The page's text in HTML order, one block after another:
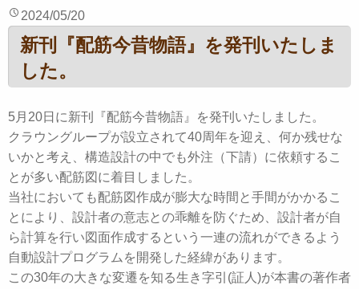
2024/05/20
新刊『配筋今昔物語』を発刊いたしま
した。
5月20日に新刊『配筋今昔物語』を発刊いたしました。
クラウングループが設立されて40周年を迎え、何か残せな
いかと考え、構造設計の中でも外注（下請）に依頼するこ
とが多い配筋図に着目しました。
当社においても配筋図作成が膨大な時間と手間がかかるこ
とにより、設計者の意志との乖離を防ぐため、設計者が自
ら計算を行い図面作成するという一連の流れができるよう
自動設計プログラムを開発した経緯があります。
この30年の大きな変遷を知る生き字引(証人)が本書の著作者